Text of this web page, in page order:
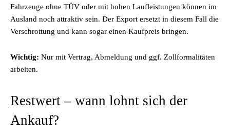
Fahrzeuge ohne TÜV oder mit hohen Laufleistungen können im
Ausland noch attraktiv sein. Der Export ersetzt in diesem Fall die
Verschrottung und kann sogar einen Kaufpreis bringen.
Wichtig: Nur mit Vertrag, Abmeldung und ggf. Zollformalitäten
arbeiten.
Restwert – wann lohnt sich der
Ankauf?